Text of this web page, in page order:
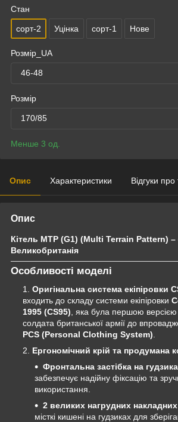
Стан
сорт-2 Уцінка сорт-1 Нове
Розмір_UA
46-48
Розмір
170/85
Менше 3 од.
Опис Характеристики Відгуки про
Опис
Кітель MTP (G1) (Multi Terrain Pattern) –
Великобританія
Особливості моделі
Оригінальна система екіпіровки
входить до складу системи екіпіровки
1995 (CS95) , яка була першою версією
солдата британської армії до
PCS (Personal Clothing System)
Ергономічний крій та продумана
Фронтальна застібка на
забезпечує надійну фіксацію та
використання.
2 великих нагрудних
місткі кишені на гудзиках для